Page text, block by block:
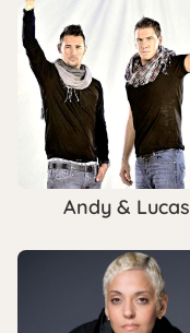
Andy & Lucas